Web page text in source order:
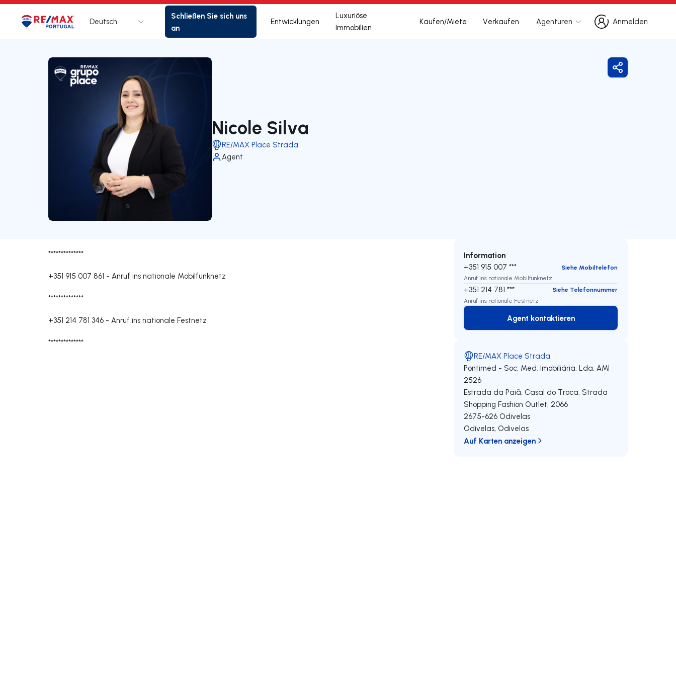
Logo Zur Startseite
Deutsch
Schließen Sie sich uns
an
Entwicklungen
Luxuriöse
Immobilien
Kaufen/Miete Verkaufen Agenturen
Anmelden
Anmelden
Nicole Silva
RE/MAX Place Strada
Agent
Freigeben
**************
+351 915 007 861 - Anruf ins nationale Mobilfunknetz
**************
+351 214 781 346 - Anruf ins nationale Festnetz
**************
Information
+351 915 007 ***
Siehe Mobiltelefon
Anruf ins nationale Mobilfunknetz
+351 214 781 ***
Siehe Telefonnummer
Anruf ins nationale Festnetz
Agent kontaktieren
Agent kontaktieren
RE/MAX Place Strada
Pontimed - Soc. Med. Imobiliária, Lda. AMI
2526
Estrada da Paiã, Casal do Troca, Strada
Shopping Fashion Outlet, 2066
2675-626 Odivelas
Odivelas, Odivelas
Auf Karten anzeigen